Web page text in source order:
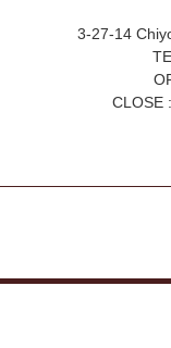
3-27-14
CLOSE